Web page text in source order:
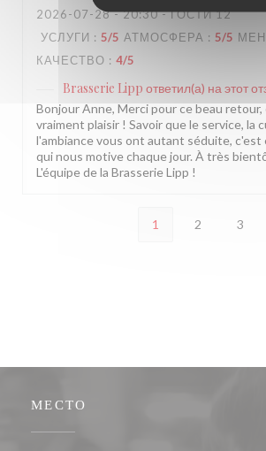
2026-07-28- 20:30 - ГОСТИ 12
УСЛУГИ : 5/5 АТМОСФЕРА : 5/5
КАЧЕСТВО : 4/5
Brasserie Lipp ответил(а) на этот
Bonjour Anne, Merci pour ce beau
vraiment plaisir ! Savoir que le service, la
l'ambiance vous ont autant séduite,
qui nous motive chaque jour. À très
L'équipe de la Brasserie Lipp !
1 2 3
МЕСТО